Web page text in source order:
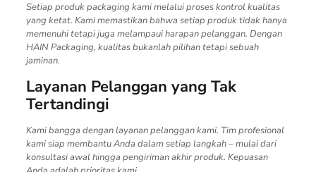
Setiap produk packaging kami melalui proses kontrol kualitas
yang ketat. Kami memastikan bahwa setiap produk tidak hanya
memenuhi tetapi juga melampaui harapan pelanggan. Dengan
HAIN Packaging, kualitas bukanlah pilihan tetapi sebuah
jaminan.
Layanan Pelanggan yang Tak
Tertandingi
Kami bangga dengan layanan pelanggan kami. Tim profesional
kami siap membantu Anda dalam setiap langkah – mulai dari
konsultasi awal hingga pengiriman akhir produk. Kepuasan